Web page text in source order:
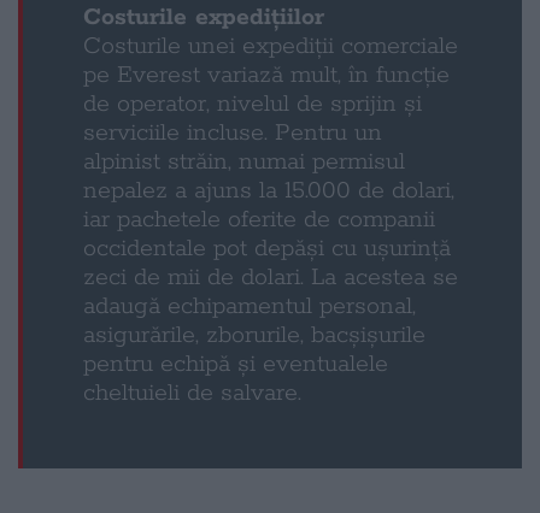
Costurile expedițiilor
Costurile unei expediții comerciale
pe Everest variază mult, în funcție
de operator, nivelul de sprijin și
serviciile incluse. Pentru un
alpinist străin, numai permisul
nepalez a ajuns la 15.000 de dolari,
iar pachetele oferite de companii
occidentale pot depăși cu ușurință
zeci de mii de dolari. La acestea se
adaugă echipamentul personal,
asigurările, zborurile, bacșișurile
pentru echipă și eventualele
cheltuieli de salvare.